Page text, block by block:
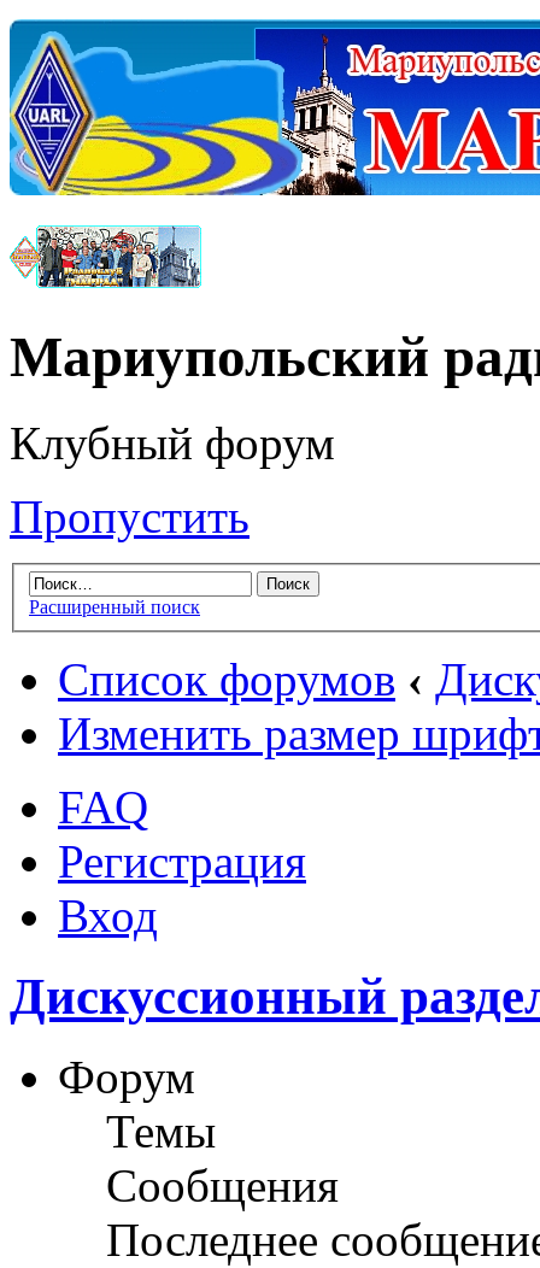
Мариупольский
Клубный форум
Пропустить
Расширенный поиск
Список форумов ‹
Изменить размер
FAQ
Регистрация
Вход
Дискуссионный
Форум
Темы
Сообщения
Последнее